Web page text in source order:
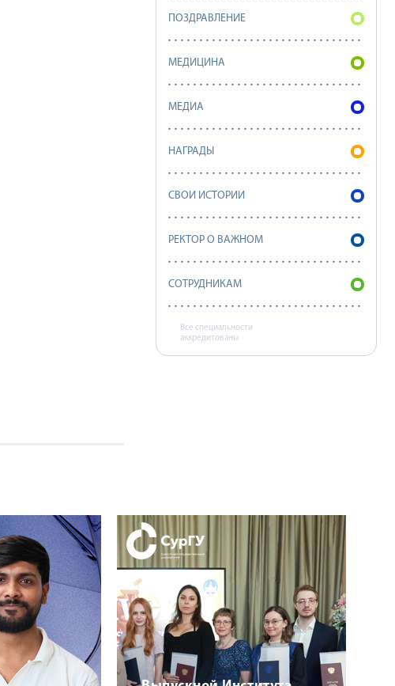
ПОЗДРАВЛЕНИЕ
МЕДИЦИНА
МЕДИА
НАГРАДЫ
СВОИ ИСТОРИИ
РЕКТОР О ВАЖНОМ
СОТРУДНИКАМ
Все специальности
аккредитованы